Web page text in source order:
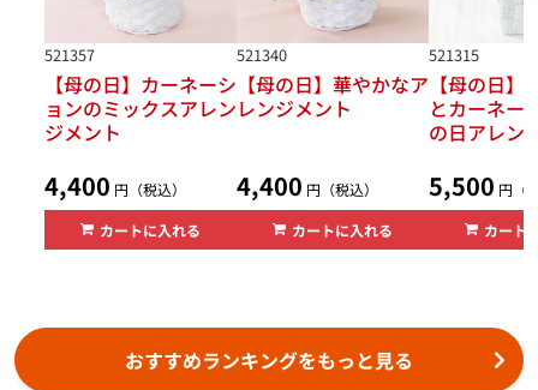
521357
【母の日】カーネーシ
ョンのミックスアレン
ジメント
4,400 円（税込）
カートに入れる
521340
【母の日】華やかなア
レンジメント
4,400 円（税込）
カートに入れる
521315
【母の日】
とカーネー
の日アレン
5,500 円（
カート
おすすめランキングをもっと見る